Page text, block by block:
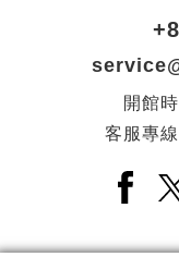
開館
客服專